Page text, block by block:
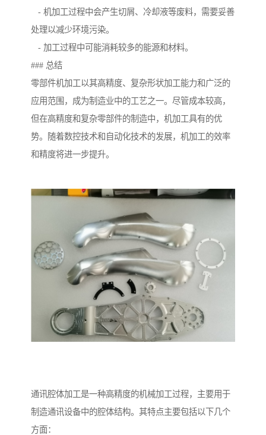
- 机加工过程中会产生切屑、冷却液等废料，需要妥善
处理以减少环境污染。
- 加工过程中可能消耗较多的能源和材料。
### 总结
零部件机加工以其高精度、复杂形状加工能力和广泛的
应用范围，成为制造业中的工艺之一。尽管成本较高，
但在高精度和复杂零部件的制造中，机加工具有的优
势。随着数控技术和自动化技术的发展，机加工的效率
和精度将进一步提升。
通讯腔体加工是一种高精度的机械加工过程，主要用于
制造通讯设备中的腔体结构。其特点主要包括以下几个
方面：